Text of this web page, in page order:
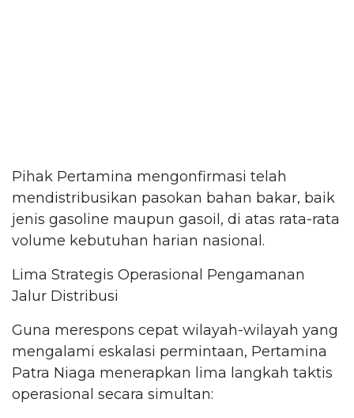
Pihak Pertamina mengonfirmasi telah
mendistribusikan pasokan bahan bakar, baik
jenis gasoline maupun gasoil, di atas rata-rata
volume kebutuhan harian nasional.
Lima Strategis Operasional Pengamanan
Jalur Distribusi
Guna merespons cepat wilayah-wilayah yang
mengalami eskalasi permintaan, Pertamina
Patra Niaga menerapkan lima langkah taktis
operasional secara simultan: